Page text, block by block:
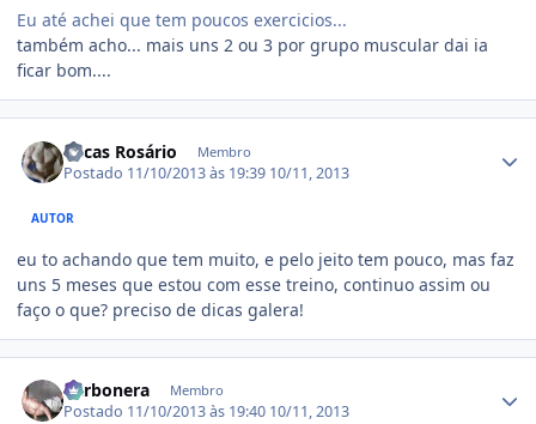
Eu até achei que tem poucos exercicios...
também acho... mais uns 2 ou 3 por grupo muscular dai ia
ficar bom....
Lucas Rosário Membro
Postado 11/10/2013 às 19:39 10/11, 2013
AUTOR
eu to achando que tem muito, e pelo jeito tem pouco, mas faz
uns 5 meses que estou com esse treino, continuo assim ou
faço o que? preciso de dicas galera!
Carbonera Membro
Postado 11/10/2013 às 19:40 10/11, 2013